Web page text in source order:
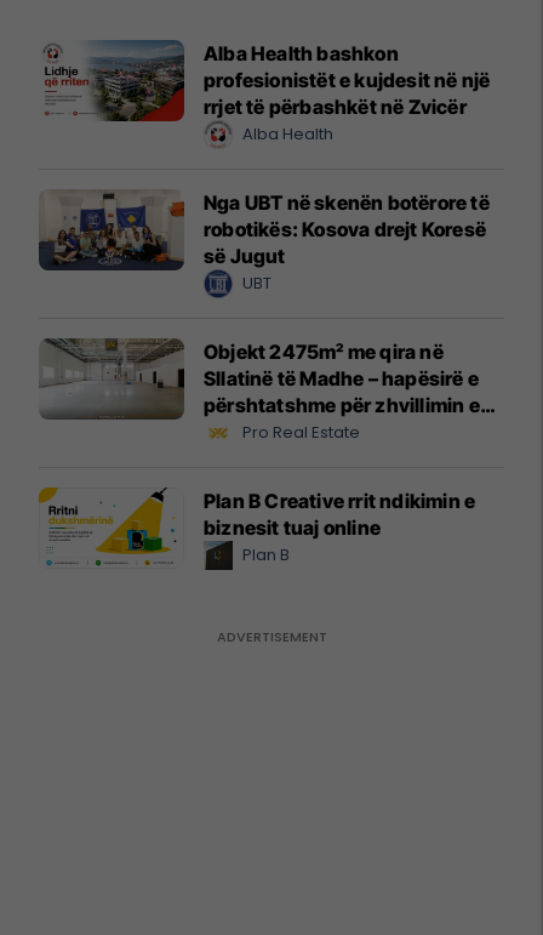
Alba Health bashkon
profesionistët e kujdesit në një
rrjet të përbashkët në Zvicër
Alba Health
Nga UBT në skenën botërore të
robotikës: Kosova drejt Koresë
së Jugut
UBT
Objekt 2475m² me qira në
Sllatinë të Madhe – hapësirë e
përshtatshme për zhvillimin e
biznesit #16068
Pro Real Estate
Plan B Creative rrit ndikimin e
biznesit tuaj online
Plan B